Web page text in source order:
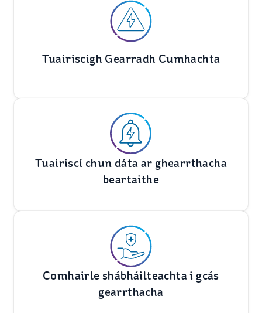
Tuairiscigh Gearradh Cumhachta
Tuairiscí chun dáta ar ghearrthacha
beartaithe
Comhairle shábháilteachta i gcás
gearrthacha